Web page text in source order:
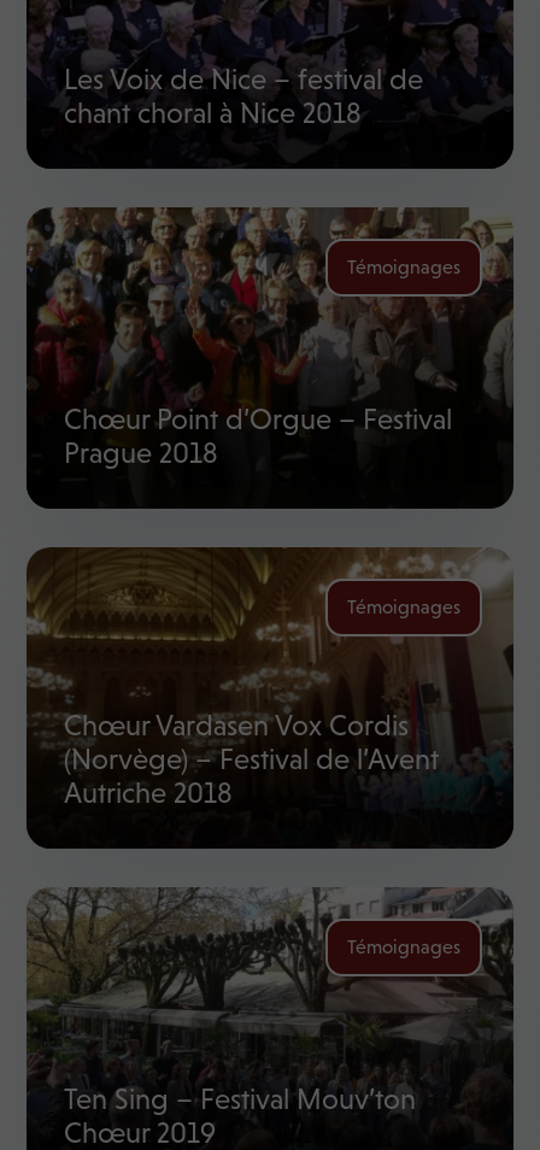
Les Voix de Nice – festival de
chant choral à Nice 2018
Témoignages
Chœur Point d’Orgue – Festival
Prague 2018
Témoignages
Chœur Vardasen Vox Cordis
(Norvège) – Festival de l’Avent
Autriche 2018
Témoignages
Ten Sing – Festival Mouv’ton
Chœur 2019